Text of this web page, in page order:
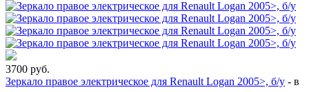
3700 руб.
Зеркало правое электрическое для Renault Logan 2005>, б/у - в